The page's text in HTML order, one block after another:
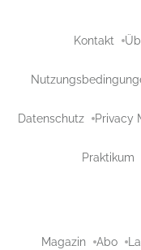
Kontakt
Datenschutz Privacy
Praktikum
Magazin Abo